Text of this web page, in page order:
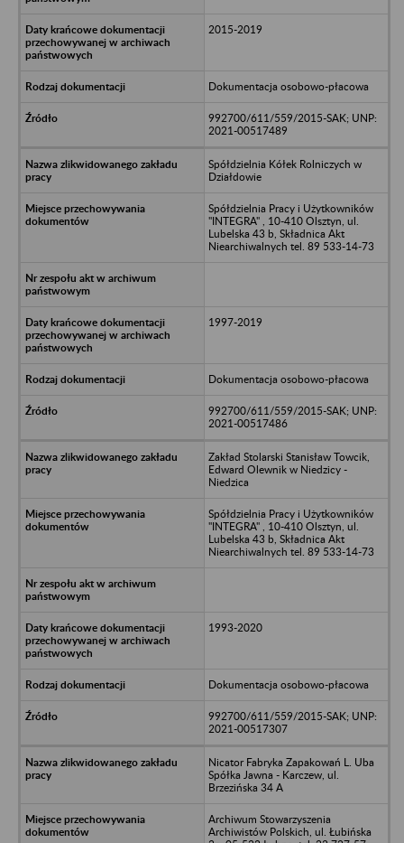
2015-2019
Dokumentacja osobowo-płacowa
992700/611/559/2015-SAK; UNP:
2021-00517489
Spółdzielnia Kółek Rolniczych w
Działdowie
Spółdzielnia Pracy i Użytkowników
"INTEGRA" , 10-410 Olsztyn, ul.
Lubelska 43 b, Składnica Akt
Niearchiwalnych tel. 89 533-14-73
1997-2019
Dokumentacja osobowo-płacowa
992700/611/559/2015-SAK; UNP:
2021-00517486
Zakład Stolarski Stanisław Towcik,
Edward Olewnik w Niedzicy -
Niedzica
Spółdzielnia Pracy i Użytkowników
"INTEGRA" , 10-410 Olsztyn, ul.
Lubelska 43 b, Składnica Akt
Niearchiwalnych tel. 89 533-14-73
1993-2020
Dokumentacja osobowo-płacowa
992700/611/559/2015-SAK; UNP:
2021-00517307
Nicator Fabryka Zapakowań L. Uba
Spółka Jawna - Karczew, ul.
Brzezińska 34 A
Archiwum Stowarzyszenia
Archiwistów Polskich, ul. Łubińska